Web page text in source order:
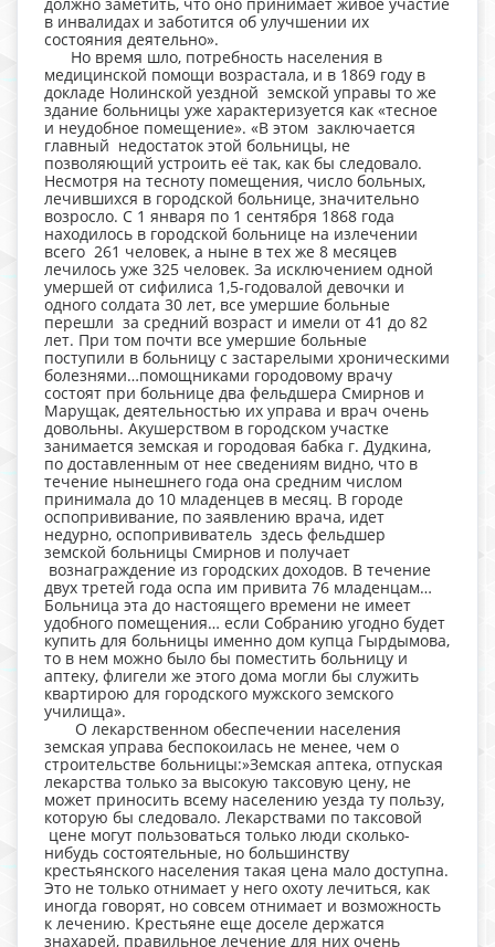
в инвалидах и заботится об улучшении их
состояния деятельно».
Но время шло, потребность населения в
медицинской помощи возрастала, и в 1869 году в
докладе Нолинской уездной земской управы то же
здание больницы уже характеризуется как «тесное
и неудобное помещение». «В этом заключается
главный недостаток этой больницы, не
позволяющий устроить её так, как бы следовало.
Несмотря на тесноту помещения, число больных,
лечившихся в городской больнице, значительно
возросло. С 1 января по 1 сентября 1868 года
находилось в городской больнице на излечении
всего 261 человек, а ныне в тех же 8 месяцев
лечилось уже 325 человек. За исключением одной
умершей от сифилиса 1,5-годовалой девочки и
одного солдата 30 лет, все умершие больные
перешли за средний возраст и имели от 41 до 82
лет. При том почти все умершие больные
поступили в больницу с застарелыми хроническими
болезнями…помощниками городовому врачу
состоят при больнице два фельдшера Смирнов и
Марущак, деятельностью их управа и врач очень
довольны. Акушерством в городском участке
занимается земская и городовая бабка г. Дудкина,
по доставленным от нее сведениям видно, что в
течение нынешнего года она средним числом
принимала до 10 младенцев в месяц. В городе
оспопрививание, по заявлению врача, идет
недурно, оспопрививатель здесь фельдшер
земской больницы Смирнов и получает
вознаграждение из городских доходов. В течение
двух третей года оспа им привита 76 младенцам…
Больница эта до настоящего времени не имеет
удобного помещения… если Собранию угодно будет
купить для больницы именно дом купца Гырдымова,
то в нем можно было бы поместить больницу и
аптеку, флигели же этого дома могли бы служить
квартирою для городского мужского земского
училища».
О лекарственном обеспечении населения
земская управа беспокоилась не менее, чем о
строительстве больницы:»Земская аптека, отпуская
лекарства только за высокую таксовую цену, не
может приносить всему населению уезда ту пользу,
которую бы следовало. Лекарствами по таксовой
цене могут пользоваться только люди сколько-
нибудь состоятельные, но большинству
крестьянского населения такая цена мало доступна.
Это не только отнимает у него охоту лечиться, как
иногда говорят, но совсем отнимает и возможность
к лечению. Крестьяне еще доселе держатся
знахарей, правильное лечение для них очень